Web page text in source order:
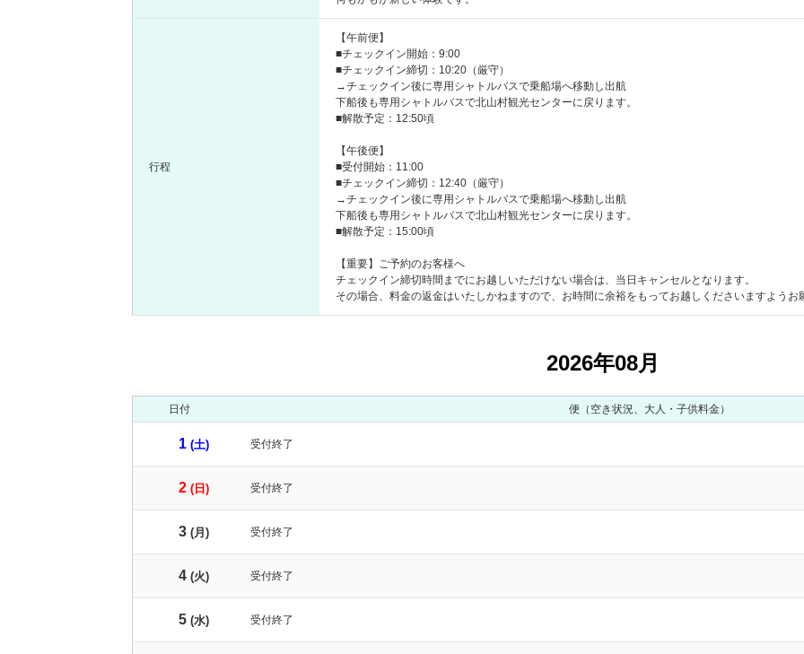
行程
【午前便】
■チェックイン開始：9:00
■チェックイン締切：10:20（厳守）
→チェックイン後に専用シャトルバスで乗船場へ移動し出航
下船後も専用シャトルバスで北山村観光センターに戻ります。
■解散予定：12:50頃
【午後便】
■受付開始：11:00
■チェックイン締切：12:40（厳守）
→チェックイン後に専用シャトルバスで乗船場へ移動し出航
下船後も専用シャトルバスで北山村観光センターに戻ります。
■解散予定：15:00頃
【重要】ご予約のお客様へ
チェックイン締切時間までにお越しいただけない場合は、当日キャンセルとなります。
その場合、料金の返金はいたしかねますので、お時間に余裕をもってお越しくださいますようお
2026年08月
日付 便（空き状況、大人・子供料金）
1 (土) 受付終了
2 (日) 受付終了
3 (月) 受付終了
4 (火) 受付終了
5 (水) 受付終了